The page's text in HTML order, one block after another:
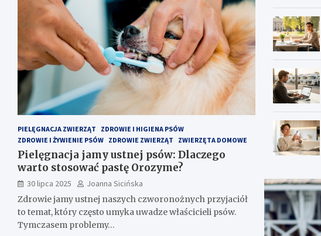
PIELĘGNACJA ZWIERZĄT
ZDROWIE I HIGIENA PSÓW
ZDROWIE I ŻYWIENIE PSÓW
ZDROWIE ZWIERZĄT ZWIERZĘTA DOMOWE
Pielęgnacja jamy ustnej psów: Dlaczego
warto stosować pastę Orozyme?
30 lipca 2025
Joanna Sicińska
Zdrowie jamy ustnej naszych czworonożnych przyjaciół
to temat, który często umyka uwadze właścicieli psów.
Tymczasem problemy…